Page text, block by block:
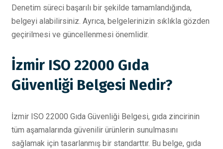
Denetim süreci başarılı bir şekilde tamamlandığında,
belgeyi alabilirsiniz. Ayrıca, belgelerinizin sıklıkla gözden
geçirilmesi ve güncellenmesi önemlidir.
İzmir ISO 22000 Gıda
Güvenliği Belgesi Nedir?
İzmir ISO 22000 Gıda Güvenliği Belgesi, gıda zincirinin
tüm aşamalarında güvenilir ürünlerin sunulmasını
sağlamak için tasarlanmış bir standarttır. Bu belge, gıda